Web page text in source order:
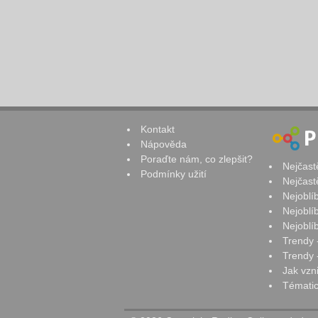
Kontakt
Nápověda
Poraďte nám, co zlepšit?
Podmínky užití
Trendy
Trendy
Jak